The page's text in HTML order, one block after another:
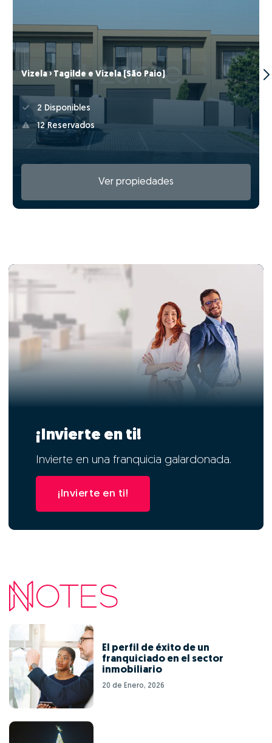
Vizela › Tagilde e Vizela (São Paio)
2 Disponibles
12 Reservados
Ver propiedades
¡Invierte en ti!
Invierte en una franquicia galardonada.
¡Invierte en ti!
El perfil de éxito de un
franquiciado en el sector
inmobiliario
20 de Enero, 2026